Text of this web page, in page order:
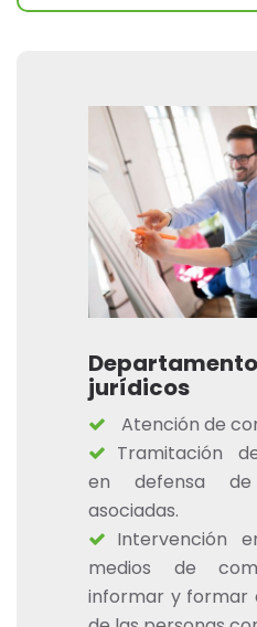
jurídicos
Atención de
Tramitación
en defensa
asociadas.
Intervención
medios de
informar y formar